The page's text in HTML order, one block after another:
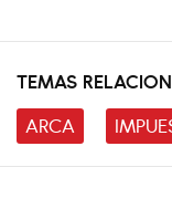
TEMAS
ARCA